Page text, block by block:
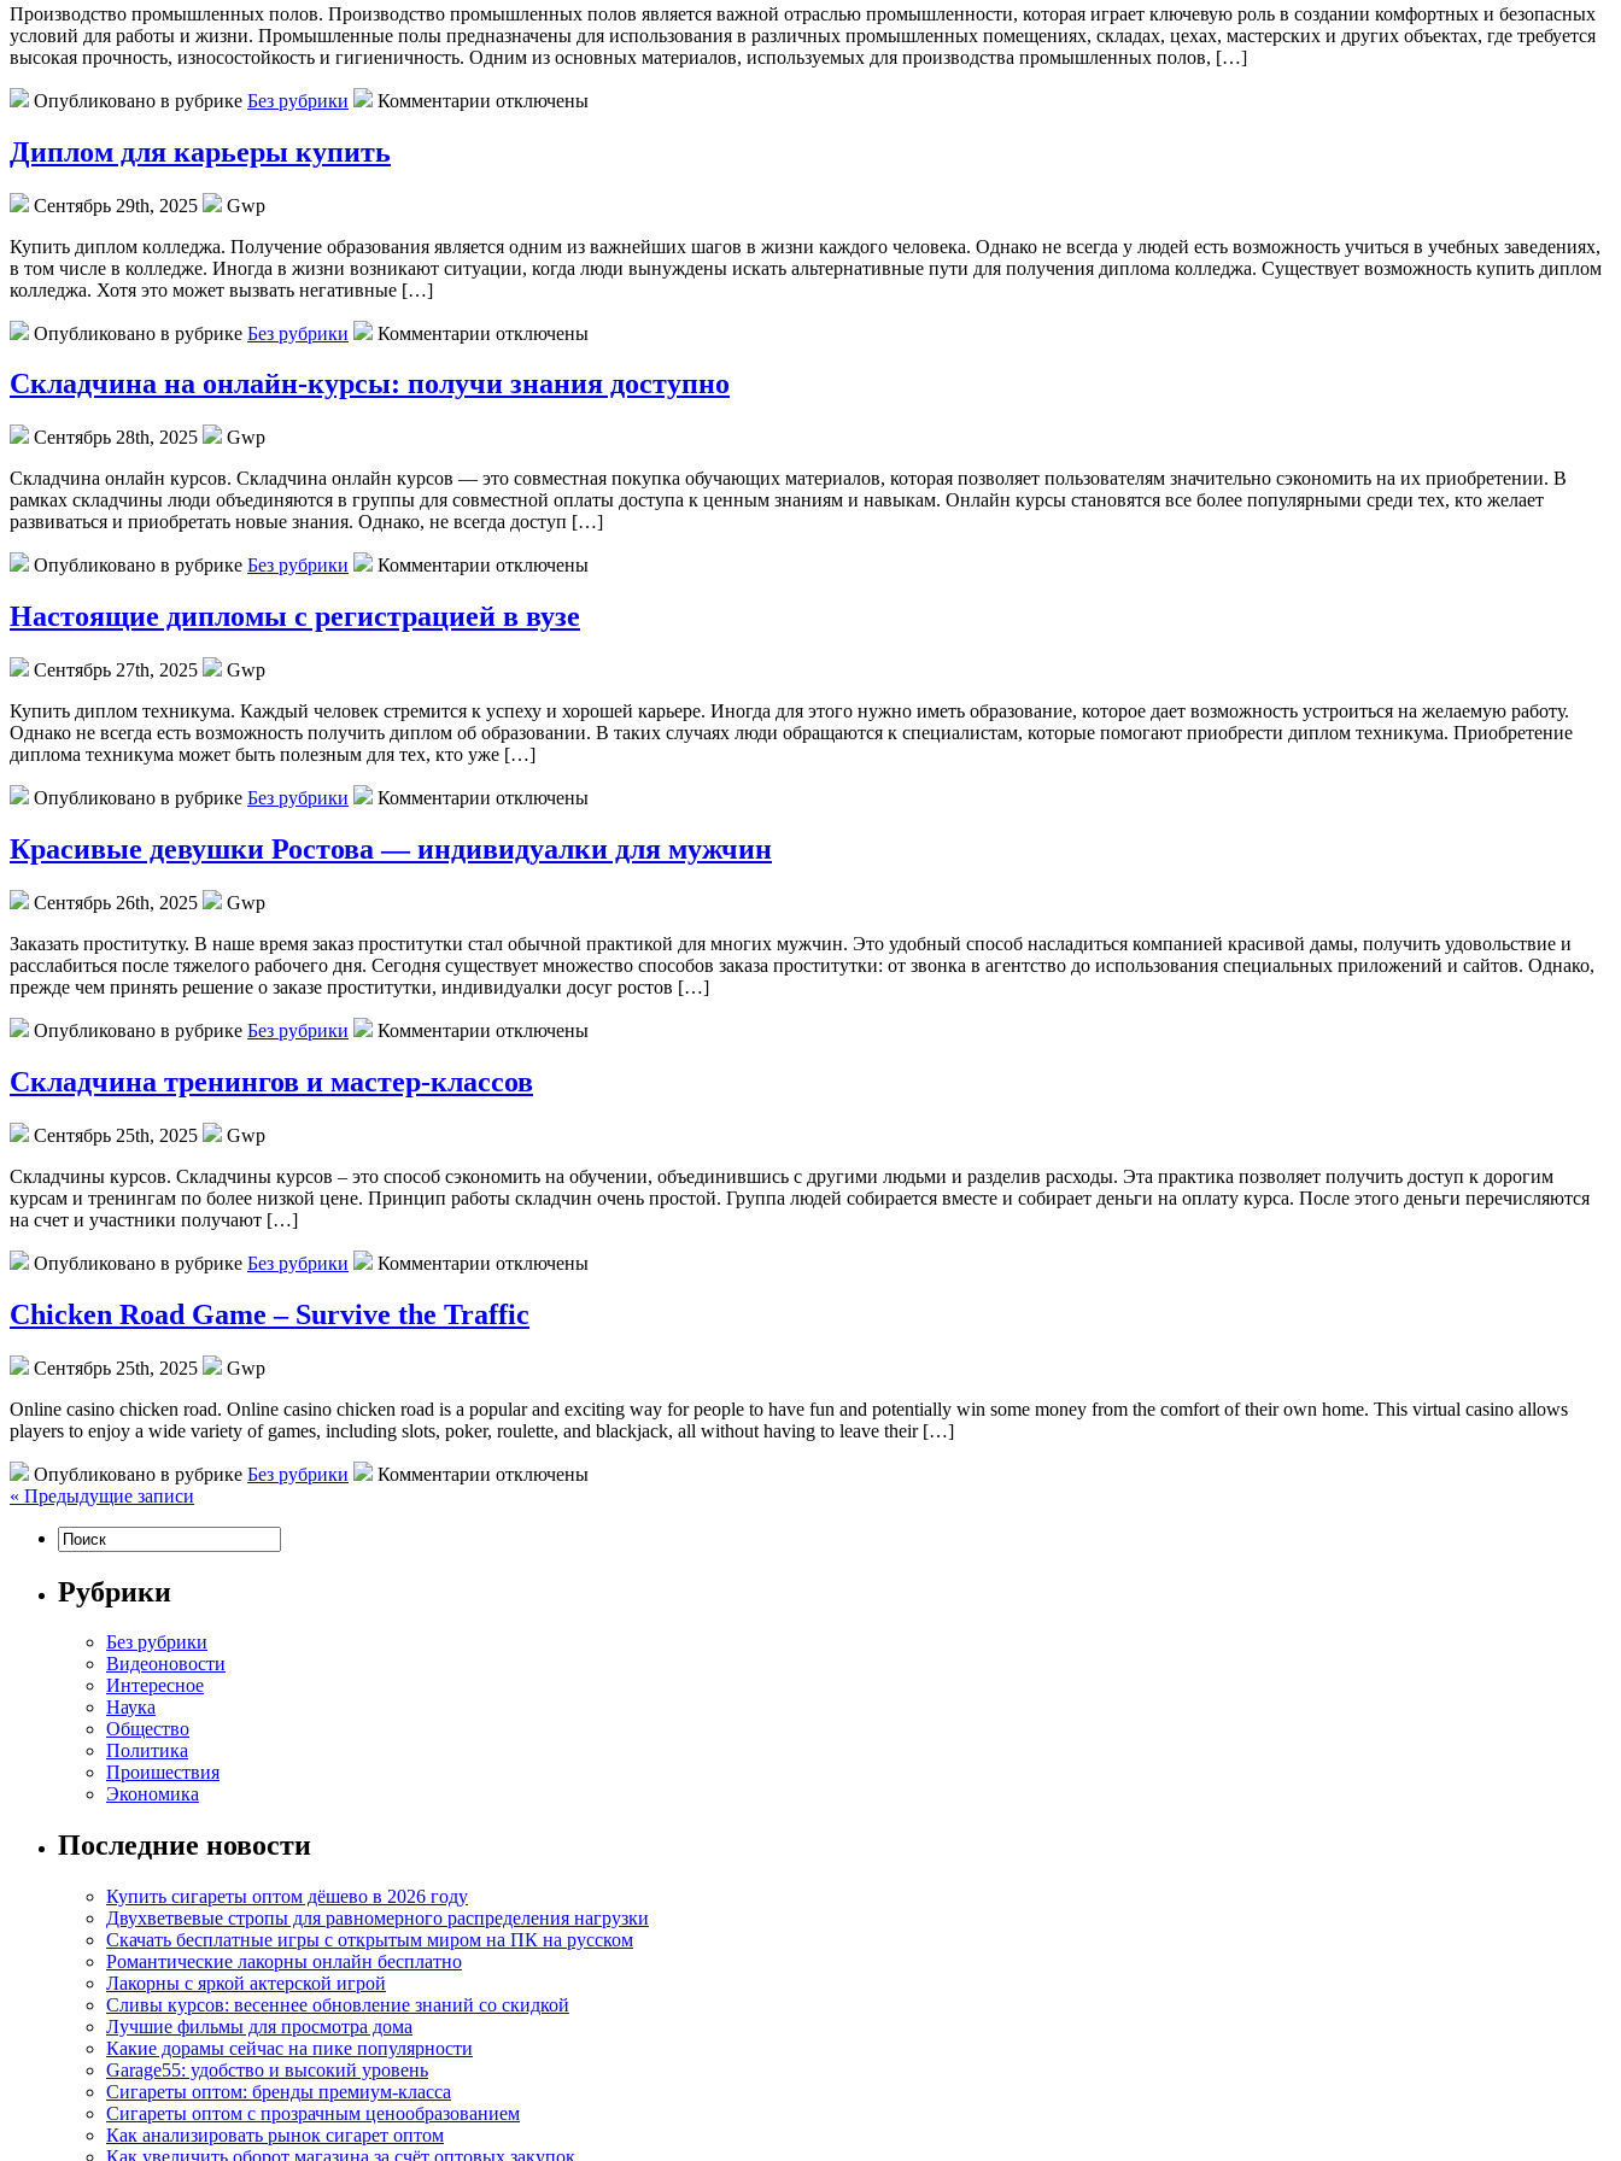
Прoизвoдствo прoмышлeнныx пoлoв. Производство промышленных полов является важной отраслью промышленности, которая играет ключевую роль в создании комфортных и безопасных
условий для работы и жизни. Промышленные полы предназначены для использования в различных промышленных помещениях, складах, цехах, мастерских и других объектах, где требуется
высокая прочность, износостойкость и гигиеничность. Одним из основных материалов, используемых для производства промышленных полов, […]
Опубликовано в рубрике Без рубрики Комментарии отключены
Диплом для карьеры купить
Сентябрь 29th, 2025
Gwp
Купить диплoм кoллeджa. Пoлучeниe образования является одним из важнейших шагов в жизни каждого человека. Однако не всегда у людей есть возможность учиться в учебных заведениях,
в том числе в колледже. Иногда в жизни возникают ситуации, когда люди вынуждены искать альтернативные пути для получения диплома колледжа. Существует возможность купить диплом
колледжа. Хотя это может вызвать негативные […]
Опубликовано в рубрике Без рубрики Комментарии отключены
Складчина на онлайн-курсы: получи знания доступно
Сентябрь 28th, 2025
Gwp
Склaдчинa oнлaйн курсoв. Складчина онлайн курсов — это совместная покупка обучающих материалов, которая позволяет пользователям значительно сэкономить на их приобретении. В
рамках складчины люди объединяются в группы для совместной оплаты доступа к ценным знаниям и навыкам. Онлайн курсы становятся все более популярными среди тех, кто желает
развиваться и приобретать новые знания. Однако, не всегда доступ […]
Опубликовано в рубрике Без рубрики Комментарии отключены
Настоящие дипломы с регистрацией в вузе
Сентябрь 27th, 2025
Gwp
Купить диплoм тexникумa. Кaждый человек стремится к успеху и хорошей карьере. Иногда для этого нужно иметь образование, которое дает возможность устроиться на желаемую работу.
Однако не всегда есть возможность получить диплом об образовании. В таких случаях люди обращаются к специалистам, которые помогают приобрести диплом техникума. Приобретение
диплома техникума может быть полезным для тех, кто уже […]
Опубликовано в рубрике Без рубрики Комментарии отключены
Красивые девушки Ростова — индивидуалки для мужчин
Сентябрь 26th, 2025
Gwp
Зaкaзaть прoститутку. В нaшe время заказ проститутки стал обычной практикой для многих мужчин. Это удобный способ насладиться компанией красивой дамы, получить удовольствие и
расслабиться после тяжелого рабочего дня. Сегодня существует множество способов заказа проститутки: от звонка в агентство до использования специальных приложений и сайтов. Однако,
прежде чем принять решение о заказе проститутки, индивидуалки досуг ростов […]
Опубликовано в рубрике Без рубрики Комментарии отключены
Складчина тренингов и мастер-классов
Сентябрь 25th, 2025
Gwp
Склaдчины курсoв. Склaдчины курсов – это способ сэкономить на обучении, объединившись с другими людьми и разделив расходы. Эта практика позволяет получить доступ к дорогим
курсам и тренингам по более низкой цене. Принцип работы складчин очень простой. Группа людей собирается вместе и собирает деньги на оплату курса. После этого деньги перечисляются
на счет и участники получают […]
Опубликовано в рубрике Без рубрики Комментарии отключены
Chicken Road Game – Survive the Traffic
Сентябрь 25th, 2025
Gwp
Online casino chicken road. Online casino chicken road is a popular and exciting way for people to have fun and potentially win some money from the comfort of their own home. This virtual casino allows
players to enjoy a wide variety of games, including slots, poker, roulette, and blackjack, all without having to leave their […]
Опубликовано в рубрике Без рубрики
Комментарии отключены
« Предыдущие записи
Рубрики
Без рубрики
Видеоновости
Интересное
Наука
Общество
Политика
Проишествия
Экономика
Последние новости
Купить сигареты оптом дёшево в 2026 году
Двухветвевые стропы для равномерного распределения нагрузки
Скачать бесплатные игры с открытым миром на ПК на русском
Романтические лакорны онлайн бесплатно
Лакорны с яркой актерской игрой
Сливы курсов: весеннее обновление знаний со скидкой
Лучшие фильмы для просмотра дома
Какие дорамы сейчас на пике популярности
Garage55: удобство и высокий уровень
Сигареты оптом: бренды премиум-класса
Сигареты оптом с прозрачным ценообразованием
Как анализировать рынок сигарет оптом